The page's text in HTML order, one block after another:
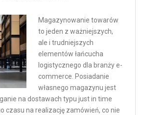
Magazynowanie towarów
to jeden z ważniejszych,
ale i trudniejszych
elementów łańcucha
logistycznego dla branży e-
commerce. Posiadanie
własnego magazynu jest
na dostawach typu just in time
czasu na realizację zamówień, co nie